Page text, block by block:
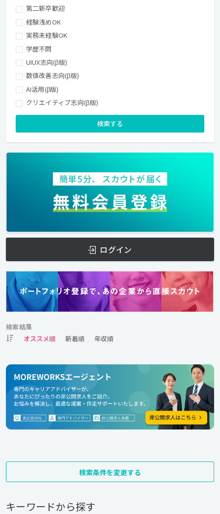
第二新卒歓迎
経験浅めOK
実務未経験OK
学歴不問
UIUX志向(β版)
数値改善志向(β版)
AI活用(β版)
クリエイティブ志向(β版)
検索する
ログイン
検索結果
検索条件を変更する
キーワードから探す